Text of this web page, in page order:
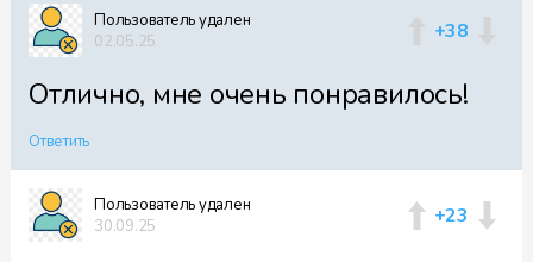
Пользователь удален
02.05.25
+38
Отлично, мне очень понравилось!
Ответить
Пользователь удален
30.09.25
+23